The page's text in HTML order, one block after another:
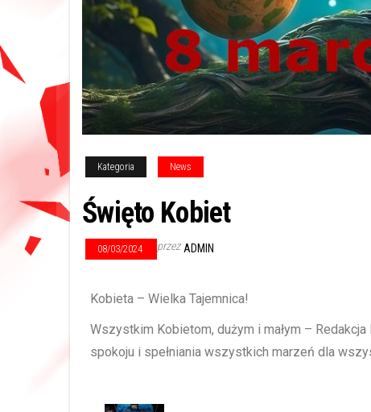
Kategoria News
Święto Kobiet
08/03/2024 przez ADMIN
Kobieta – Wielka Tajemnica!
Wszystkim Kobietom, dużym i małym – Redakcja
spokoju i spełniania wszystkich marzeń dla